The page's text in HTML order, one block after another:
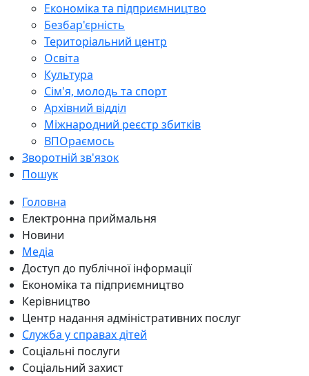
Економіка та підприємництво
Безбар'єрність
Територіальний центр
Освіта
Культура
Сім'я, молодь та спорт
Архівний відділ
Міжнародний реєстр збитків
ВПОраємось
Зворотній зв'язок
Пошук
Головна
Електронна приймальня
Новини
Медіа
Доступ до публічної інформації
Економіка та підприємництво
Керівництво
Центр надання адміністративних послуг
Служба у справах дітей
Соціальні послуги
Соціальний захист